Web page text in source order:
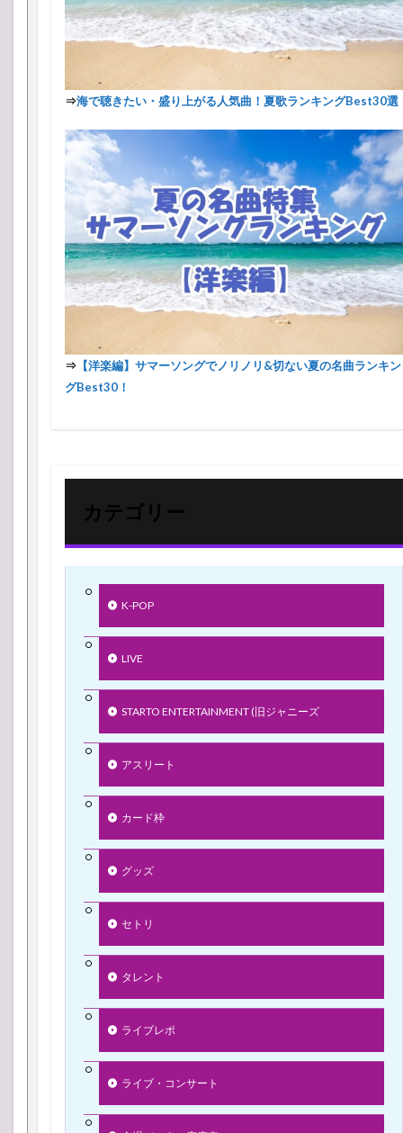
⇒海で聴きたい・盛り上がる人気曲！夏歌ランキングBest30選
⇒ 【洋楽編】サマーソングでノリノリ&切ない夏の名曲ランキン
グBest30！
カテゴリー
K-POP
LIVE
STARTO ENTERTAINMENT (旧ジャニーズ
アスリート
カード枠
グッズ
セトリ
タレント
ライブレポ
ライブ・コンサート